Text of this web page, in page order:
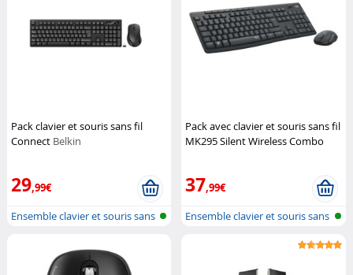
Pack clavier et souris sans fil
Connect Belkin
29,99€
Ensemble clavier et souris sans
Pack avec clavier et souris sans fil
MK295 Silent Wireless Combo
37,99€
Ensemble clavier et souris sans